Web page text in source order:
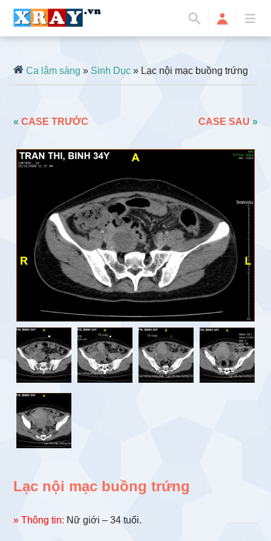
Ca lâm sàng »Sinh Dục » Lạc nội mạc buồng trứng
«CASE TRƯỚC CASE SAU »
Lạc nội mạc buồng trứng
» Thông tin: Nữ giới – 34 tuổi.